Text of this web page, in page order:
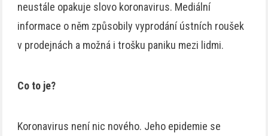
neustále opakuje slovo koronavirus. Mediální
informace o něm způsobily vyprodání ústních roušek
v prodejnách a možná i trošku paniku mezi lidmi.
Co to je?
Koronavirus není nic nového. Jeho epidemie se